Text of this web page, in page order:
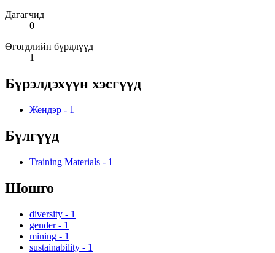
Дагагчид
0
Өгөгдлийн бүрдлүүд
1
Бүрэлдэхүүн хэсгүүд
Жендэр - 1
Бүлгүүд
Training Materials - 1
Шошго
diversity - 1
gender - 1
mining - 1
sustainability - 1